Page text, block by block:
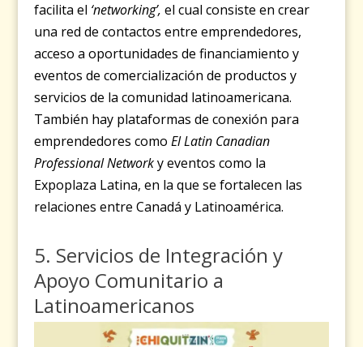
facilita el ‘networking’,el cual consiste en crear
una red de contactos entre emprendedores,
acceso a oportunidades de financiamiento y
eventos de comercialización de productos y
servicios de la comunidad latinoamericana.
También hay plataformas de conexión para
emprendedores comoEl Latin Canadian
Professional Networky eventos como la
Expoplaza Latina, en la que se fortalecen las
relaciones entre Canadá y Latinoamérica.
5. Servicios de Integración y
Apoyo Comunitario a
Latinoamericanos